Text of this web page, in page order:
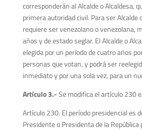
corresponderán al Alcalde o Alcaldesa,
primera autoridad civil. Para ser Alcalde
requiere ser venezolano o venezolana,
años y de estado seglar. El Alcalde o
elegida por un período de cuatro años
personas que votan, y podrá ser
inmediato y por una sola vez, para un
Artículo 3.-Se modifica el artículo 230
Artículo 230. El período presidencial es
Presidente o Presidenta de la República